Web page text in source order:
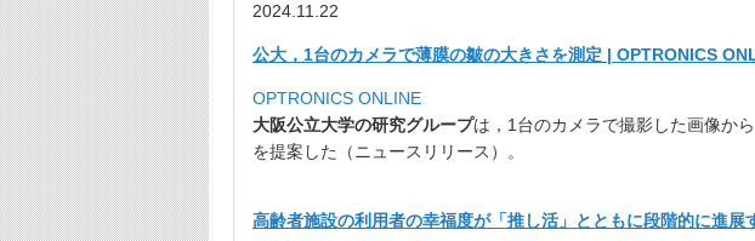
2024.11.22
公大，1台のカメラで薄膜の皺の大きさを測定 | OPTRONICS
OPTRONICS ONLINE
大阪公立大学の研究グループは， 1台のカメラで撮影した画像から
を提案した（ニュースリリース）。
高齢者施設の利用者の幸福度が「推し活」 とともに段階的に進展